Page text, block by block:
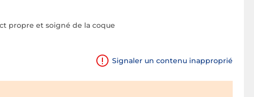
propre et soigné de la coque
Signaler un contenu inapproprié